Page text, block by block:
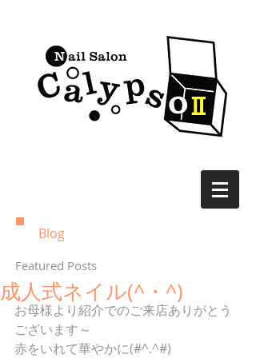
Blog
Featured Posts
成人式ネイル(^・^)
お母様より紹介でのご来店ありがとう
ございます～
赤をいれて華やかに(#^.^#)